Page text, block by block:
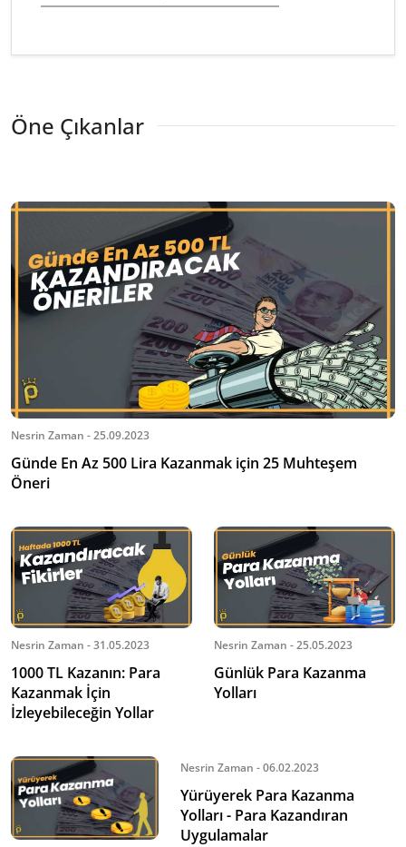
Öne Çıkanlar
Nesrin Zaman - 25.09.2023
Günde En Az 500 Lira Kazanmak için 25 Muhteşem
Öneri
Nesrin Zaman - 31.05.2023
1000 TL Kazanın: Para
Kazanmak İçin
İzleyebileceğin Yollar
Nesrin Zaman - 25.05.2023
Günlük Para Kazanma
Yolları
Nesrin Zaman - 06.02.2023
Yürüyerek Para Kazanma
Yolları - Para Kazandıran
Uygulamalar